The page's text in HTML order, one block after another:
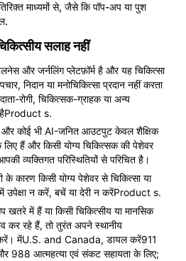
माध्यमों से, जैसे कि पॉप-अप या पुश
सलाह नहीं
और जर्नलिंग प्लेटफ़ॉर्म है और यह चिकित्सा
निदान या मनोचिकित्सा प्रदान नहीं करता
रोगी, चिकित्सक-ग्राहक या अन्य
हैProduct s.
कोई भी AI-जनित आउटपुट केवल शैक्षिक
लिए हैं और किसी योग्य चिकित्सक की पेशेवर
व्यक्तिगत परिस्थितियों से परिचित है।
कारण किसी योग्य पेशेवर से चिकित्सा या
उपेक्षा न करें, बचें या देरी न करेंProduct s.
खतरे में हैं या किसी चिकित्सीय या मानसिक
कर रहे हैं, तो तुरंत अपने स्थानीय
मेंU.S. and Canada, डायल करें911
988 आत्महत्या एवं संकट सहायता के लिए;